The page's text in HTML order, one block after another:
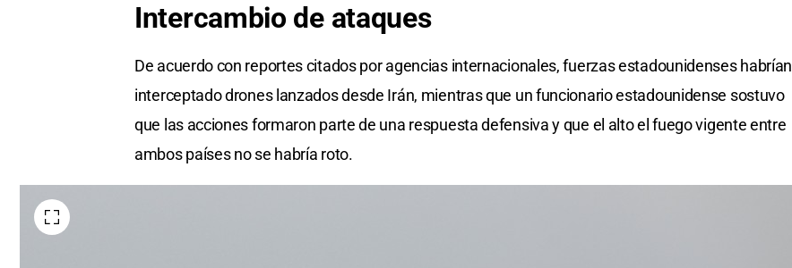
Intercambio de ataques
De acuerdo con reportes citados por agencias internacionales, fuerzas estadounidenses habrían
interceptado drones lanzados desde Irán, mientras que un funcionario estadounidense sostuvo
que las acciones formaron parte de una respuesta defensiva y que el alto el fuego vigente entre
ambos países no se habría roto.